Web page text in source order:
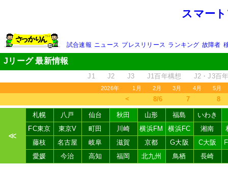
スマー
試合速報 ニュース プレスリリース ランキング 故障者
Jリーグ 最新情報
J1 J2 J3 J1百年構想 J2・J3百
2026年 1月 2月 3月 4月 5月
＜ 8/6 7 8
≪
札幌 八戸 仙台 秋田 山形 福島
いわき
FC東京
東京V 町田 川崎 横浜FM 横浜FC 湘南
藤枝
名古屋 岐阜 滋賀 京都 G大阪 C大阪
愛媛
今治 高知 福岡 北九州 鳥栖 長崎